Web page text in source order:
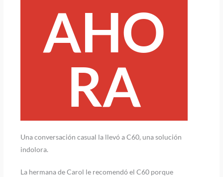
AHO
RA
Una conversación casual la llevó a C60, una solución
indolora.
La hermana de Carol le recomendó el C60 porque